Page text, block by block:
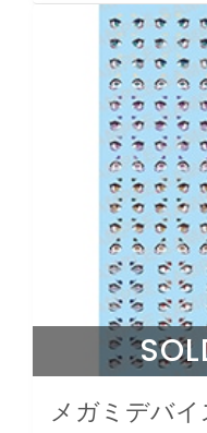
メガミデバ